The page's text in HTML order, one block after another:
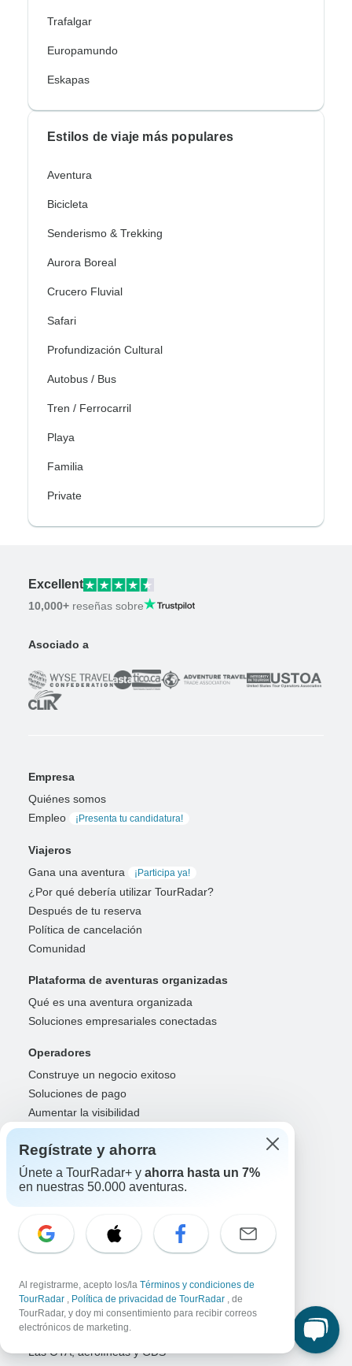
Trafalgar
Europamundo
Eskapas
Estilos de viaje más populares
Aventura
Bicicleta
Senderismo & Trekking
Aurora Boreal
Crucero Fluvial
Safari
Profundización Cultural
Autobus / Bus
Tren / Ferrocarril
Playa
Familia
Private
Excellent
10,000+ reseñas sobre
Asociado a
Empresa
Quiénes somos
Empleo
¡Presenta tu candidatura!
Viajeros
Gana una aventura
¡Participa ya!
¿Por qué debería utilizar TourRadar?
Después de tu reserva
Política de cancelación
Comunidad
Plataforma de aventuras organizadas
Qué es una aventura organizada
Soluciones empresariales conectadas
Operadores
Construye un negocio exitoso
Soluciones de pago
Aumentar la visibilidad
Maximizar las reservas directas
Inicio de sesión de operador
Guías
Registrarse como guía
Inicio de sesión de guía
Agentes y asesores de viajes
RISE: Afiliados y creadores
Los DMO y comercializadores
Las OTA, aerolíneas y GDS
Regístrate y ahorra
Únete a TourRadar+ y ahorra hasta un 7%
en nuestras 50.000 aventuras.
Al registrarme, acepto los/la Términos y condiciones de
TourRadar , Política de privacidad de TourRadar , de
TourRadar, y doy mi consentimiento para recibir correos
electrónicos de marketing.